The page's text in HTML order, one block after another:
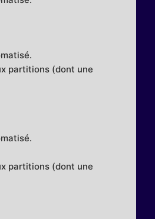
partitions (dont une
partitions (dont une